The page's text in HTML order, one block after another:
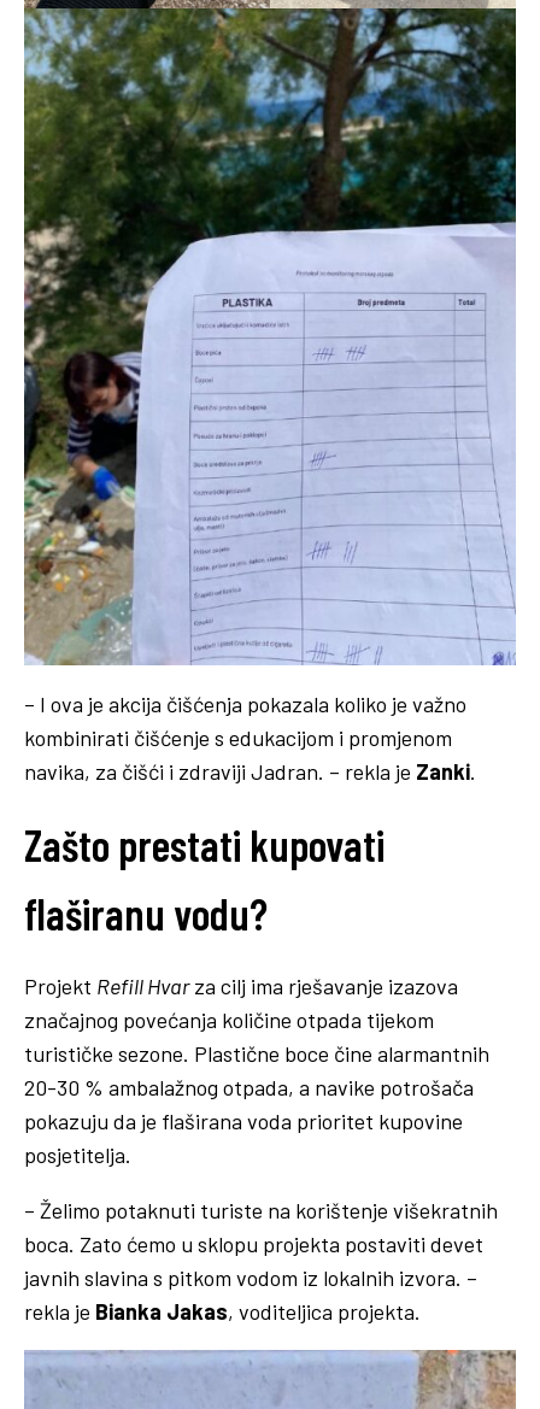
– I ova je akcija čišćenja pokazala koliko je važno
kombinirati čišćenje s edukacijom i promjenom
navika, za čišći i zdraviji Jadran. – rekla je Zanki.
Zašto prestati kupovati
flaširanu vodu?
Projekt Refill Hvarza cilj ima rješavanje izazova
značajnog povećanja količine otpada tijekom
turističke sezone. Plastične boce čine alarmantnih
20-30 % ambalažnog otpada, a navike potrošača
pokazuju da je flaširana voda prioritet kupovine
posjetitelja.
– Želimo potaknuti turiste na korištenje višekratnih
boca. Zato ćemo u sklopu projekta postaviti devet
javnih slavina s pitkom vodom iz lokalnih izvora. –
rekla je Bianka Jakas, voditeljica projekta.